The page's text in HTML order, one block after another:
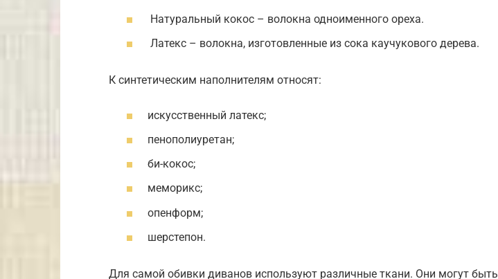
Натуральный кокос – волокна одноименного ореха.
Латекс – волокна, изготовленные из сока каучукового дерева.
К синтетическим наполнителям относят:
искусственный латекс;
пенополиуретан;
би-кокос;
меморикс;
опенформ;
шерстепон.
Для самой обивки диванов используют различные ткани. Они могут быть